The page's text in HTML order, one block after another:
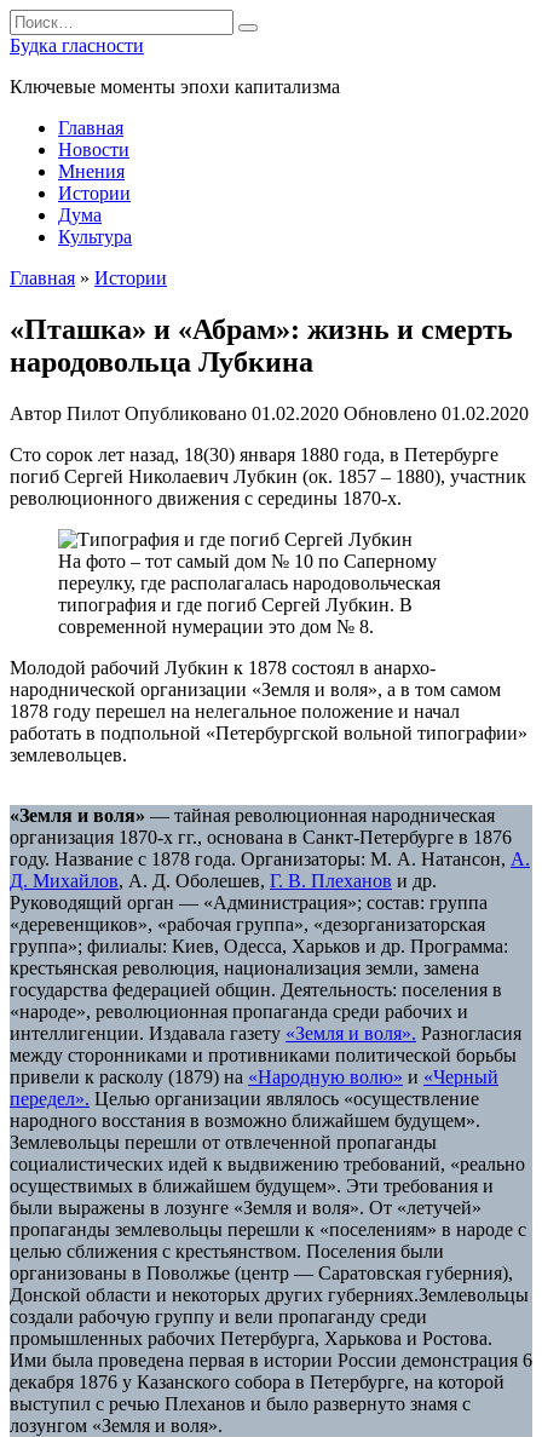
Перейти
к
содержанию
Search
for:
Будка гласности
Ключевые моменты эпохи капитализма
Главная
Новости
Мнения
Истории
Дума
Культура
Главная » Истории
«Пташка» и «Абрам»: жизнь и смерть
народовольца Лубкина
Автор Пилот Опубликовано 01.02.2020 Обновлено 01.02.2020
Сто сорок лет назад, 18(30) января 1880 года, в Петербурге
погиб Сергей Николаевич Лубкин (ок. 1857 – 1880), участник
революционного движения с середины 1870-х.
На фото – тот самый дом № 10 по Саперному
переулку, где располагалась народовольческая
типография и где погиб Сергей Лубкин. В
современной нумерации это дом № 8.
Молодой рабочий Лубкин к 1878 состоял в анархо-
народнической организации «Земля и воля», а в том самом
1878 году перешел на нелегальное положение и начал
работать в подпольной «Петербургской вольной типографии»
землевольцев.
«Земля и воля» — тайная революционная народническая
организация 1870-х гг., основана в Санкт-Петербурге в 1876
году. Название с 1878 года. Организаторы: М. А. Натансон, А.
Д. Михайлов, А. Д. Оболешев, Г. В. Плеханов и др.
Руководящий орган — «Администрация»; состав: группа
«деревенщиков», «рабочая группа», «дезорганизаторская
группа»; филиалы: Киев, Одесса, Харьков и др. Программа:
крестьянская революция, национализация земли, замена
государства федерацией общин. Деятельность: поселения в
«народе», революционная пропаганда среди рабочих и
интеллигенции. Издавала газету «Земля и воля». Разногласия
между сторонниками и противниками политической борьбы
привели к расколу (1879) на «Народную волю» и «Черный
передел». Целью организации являлось «осуществление
народного восстания в возможно ближайшем будущем».
Землевольцы перешли от отвлеченной пропаганды
социалистических идей к выдвижению требований, «реально
осуществимых в ближайшем будущем». Эти требования и
были выражены в лозунге «Земля и воля». От «летучей»
пропаганды землевольцы перешли к «поселениям» в народе с
целью сближения с крестьянством. Поселения были
организованы в Поволжье (центр — Саратовская губерния),
Донской области и некоторых других губерниях.Землевольцы
создали рабочую группу и вели пропаганду среди
промышленных рабочих Петербурга, Харькова и Ростова.
Ими была проведена первая в истории России демонстрация 6
декабря 1876 у Казанского собора в Петербурге, на которой
выступил с речью Плеханов и было развернуто знамя с
лозунгом «Земля и воля».